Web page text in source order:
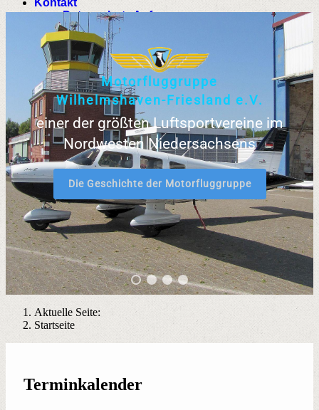
Kontakt
Datenschutz Anfrage
Motorf uggruppe
Wi helmshaven- Fries and e.V.
einer der größten Luftsportvereine im
Nordwesten Niedersachsens
Die Geschichte der Motorfluggruppe
Aktuelle Seite:
Startseite
Terminkalender